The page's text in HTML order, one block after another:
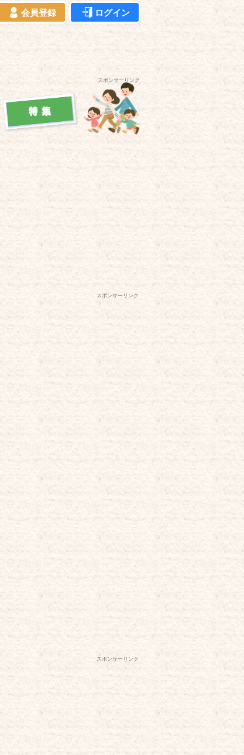
会員登録 ログイン
スポンサーリンク
スポンサーリンク
スポンサーリンク